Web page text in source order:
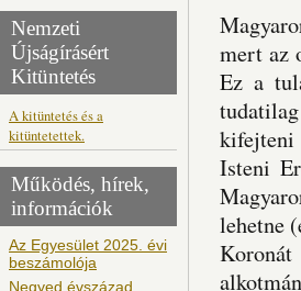
Nemzeti
Újságírásért
Kitüntetés
A kitüntetés és a
kitüntetettek.
Működés, hírek,
információk
Az Egyesület 2025. évi
beszámolója
Negyed évszázad
mert az
Ez a
kifejteni
Isteni
lehetne